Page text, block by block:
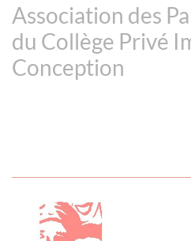
Association des
du Collège Privé
Conception